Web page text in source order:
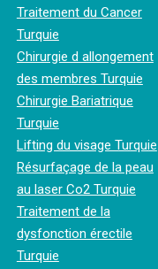
Traitement du Cancer
Turquie
Chirurgie d allongement
des membres Turquie
Chirurgie Bariatrique
Turquie
Lifting du visage Turquie
Résurfaçage de la peau
au laser Co2 Turquie
Traitement de la
dysfonction érectile
Turquie